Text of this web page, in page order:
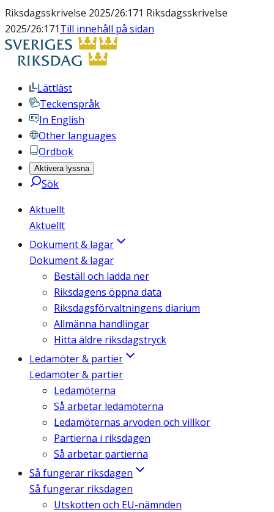
Riksdagsskrivelse 2025/26:171 Riksdagsskrivelse
2025/26:171Till innehåll på sidan
Lättläst
Teckenspråk
In English
Other languages
Ordbok
Aktivera lyssna
Sök
Aktuellt
Aktuellt
Dokument & lagar
Dokument & lagar
Beställ och ladda ner
Riksdagens öppna data
Riksdagsförvaltningens diarium
Allmänna handlingar
Hitta äldre riksdagstryck
Ledamöter & partier
Ledamöter & partier
Ledamöterna
Så arbetar ledamöterna
Ledamöternas arvoden och villkor
Partierna i riksdagen
Så arbetar partierna
Så fungerar riksdagen
Så fungerar riksdagen
Utskotten och EU-nämnden